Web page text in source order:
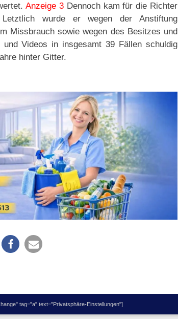
Anzeige 3Dennoch kam für die Richter
wurde er wegen der Anstiftung
Missbrauch sowie wegen des Besitzes und
und Videos in insgesamt 39 Fällen schuldig
hinter Gitter.
tag="a" text="Privatsphäre-Einstellungen"]